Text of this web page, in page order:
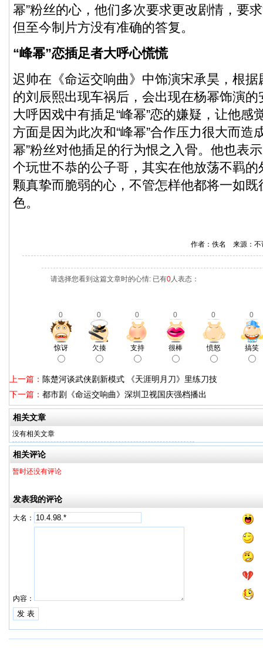
幂”粉丝的心，他们多次要求更改剧情，要
但至今制片方没有准确的答复。
“峰幂”恋插足者大呼心慌慌
迟帅在《命运交响曲》中饰演宋承昊，根
的刘辰熙出现车祸后，会出现在杨幂饰演
大呼因戏中有插足“峰幂”恋的嫌疑，让他感
方面是因为此次和“峰幂”合作压力很大而造
幂”粉丝对他插足的行为恨之入骨。他也表
个玩世不恭的公子哥，其实在他放荡不羁
颗真挚而脆弱的心，不管怎样他都将一如
色。
作者：佚名 来源：
请选择您看到这篇文章时的心情: 已有0人表态：
0 0 0 0 0 0
惊讶 欠揍 支持 很棒 愤怒 搞笑
上一篇： 陈楚河谈武侠剧新模式 《天涯明月刀》里练刀技
下一篇： 都市剧《命运交响曲》深圳卫视国庆强档播出
相关文章
没有相关文章
相关评论
暂时还没有评论
发表我的评论
大名：
内容：